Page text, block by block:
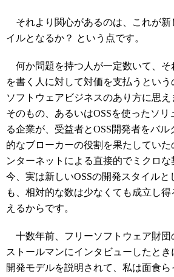
それより関心があるのは、これが新
イルとなるか？ という点です。
何か問題を持つ人が一定数いて、そ
を書く人に対して対価を支払うとい
ソフトウェアビジネスのあり方に思え
そのもの、あるいはOSSを使ったソリ
る企業が、受益者とOSS開発者をバル
的なブローカーの役割を果たしていた
ンターネットによる直接的でミクロ
今、実は新しいOSSの開発スタイルと
も、相対的な数は少なくても成立し
えるからです。
十数年前、フリーソフトウェア財団
ストールマンにインタビューしたと
開発モデルを説明されて、私は面食ら